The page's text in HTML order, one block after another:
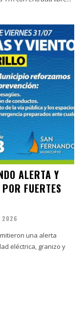
ALERTA Y
FUERTES
2026
una alerta
eléctrica, granizo y